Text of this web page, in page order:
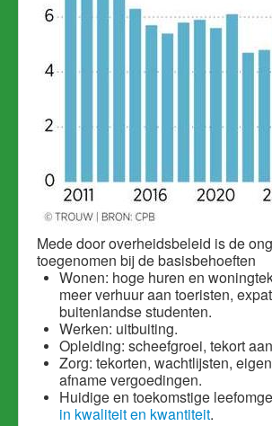
Mede door overheidsbeleid is de
toegenomen bij de basisbehoeften
Wonen: hoge huren en
meer verhuur aan toeristen,
buitenlandse studenten.
Werken: uitbuiting.
Opleiding: scheefgroei, tekort
Zorg: tekorten, wachtlijsten,
afname vergoedingen.
Huidige en toekomstige
in kwaliteit en kwantiteit.